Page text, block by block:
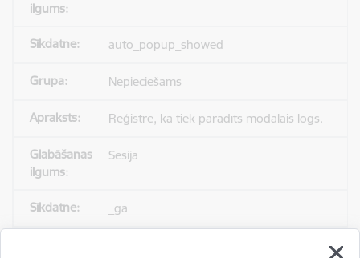
auto_popup_showed
Nepieciešams
Reģistrē, ka tiek parādīts modālais logs.
Sesija
_ga